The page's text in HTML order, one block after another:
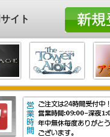
イト